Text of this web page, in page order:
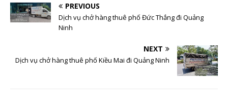
PREVIOUS
Dịch vụ chở hàng thuê phố Đức Thắng đi Quảng
Ninh
NEXT
Dịch vụ chở hàng thuê phố Kiều Mai đi Quảng Ninh